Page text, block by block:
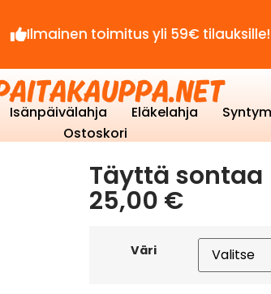
toimitus yli 59€ tilauksille!
Isänpäivälahja Eläkelahja
Ostoskori
Täyttä
25,00 €
Väri